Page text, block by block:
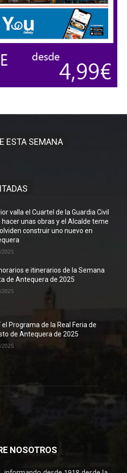
ESTA SEMANA
valla el Cuartel de la Guardia Civil
hacer unas obras y el Alcalde teme
construir uno nuevo en
2025
horarios e itinerarios de la Semana
de Antequera de 2025
2025
el Programa de la Real Feria de
de Antequera de 2025
2025
NOSOTROS